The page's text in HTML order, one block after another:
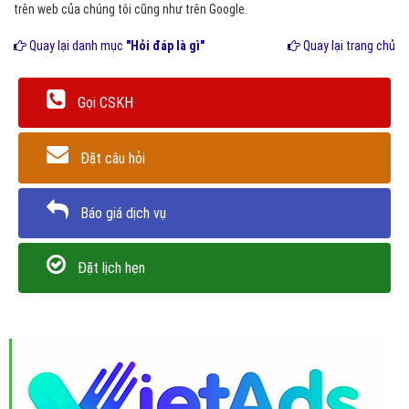
trên web của chúng tôi cũng như trên Google.
Quay lại danh mục "Hỏi đáp là gì" Quay lại trang chủ
Gọi CSKH
Đặt câu hỏi
Báo giá dịch vụ
Đặt lịch hẹn